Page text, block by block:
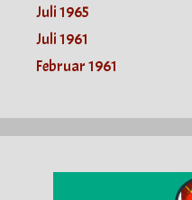
Juli 1965
Juli 1961
Februar 1961